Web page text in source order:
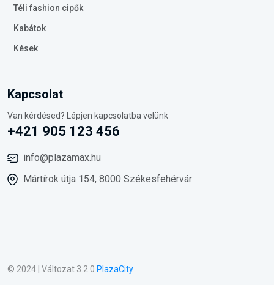
Téli fashion cipők
Kabátok
Kések
Kapcsolat
Van kérdésed? Lépjen kapcsolatba velünk
+421 905 123 456
info@plazamax.hu
Mártírok útja 154, 8000 Székesfehérvár
© 2024 | Változat 3.2.0 PlazaCity